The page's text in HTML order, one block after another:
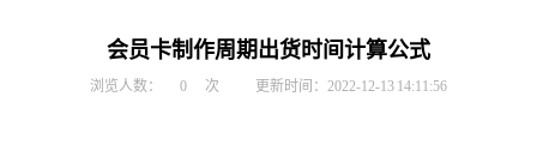
会员卡制作周期出货时间计算公式
浏览人数： 0 次 更新时间：2022-12-13 14:11:56